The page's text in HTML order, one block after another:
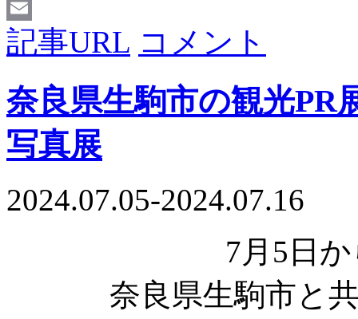
Facebook
Email
記事URL コメント
奈良県生駒市の観光PR
写真展
2024.07.05-2024.07.16
7月5日
奈良県生駒市と